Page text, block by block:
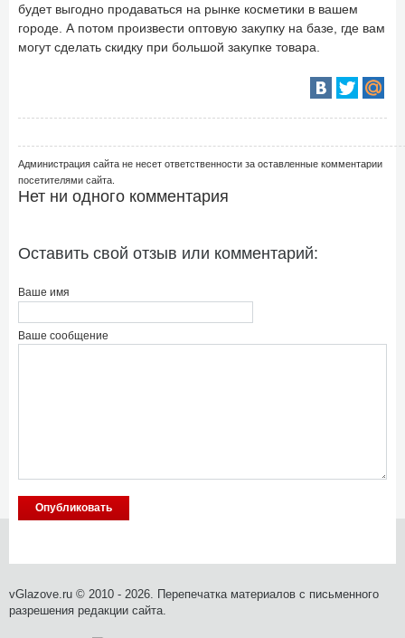
будет выгодно продаваться на рынке косметики в вашем
городе. А потом произвести оптовую закупку на базе, где вам
могут сделать скидку при большой закупке товара.
Администрация сайта не несет ответственности за оставленные комментарии
посетителями сайта.
Нет ни одного комментария
Оставить свой отзыв или комментарий:
Ваше имя
Ваше сообщение
vGlazove.ru © 2010 - 2026. Перепечатка материалов с письменного
разрешения редакции сайта.